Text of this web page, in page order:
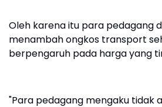
Oleh karena itu para pedagang
menambah ongkos transport
berpengaruh pada harga yang
"Para pedagang mengaku tidak